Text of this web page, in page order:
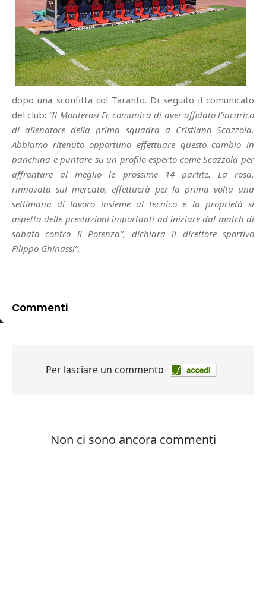
dopo una sconfitta col Taranto. Di seguito il comunicato
del club: “Il Monterosi Fc comunica di aver affidato l’incarico
di allenatore della prima squadra a Cristiano Scazzola.
Abbiamo ritenuto opportuno effettuare questo cambio in
panchina e puntare su un profilo esperto come Scazzola per
affrontare al meglio le prossime 14 partite. La rosa,
rinnovata sul mercato, effettuerà per la prima volta una
settimana di lavoro insieme al tecnico e la proprietà si
aspetta delle prestazioni importanti ad iniziare dal match di
sabato contro il Potenza”, dichiara il direttore sportivo
Filippo Ghinassi”.
Commenti